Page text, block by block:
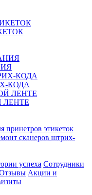
КОДА
ЛЕНТЕ
принетров этикеток
сканеров штрих-
успеха Сотрудники
Акции и